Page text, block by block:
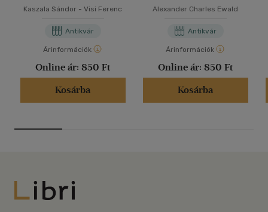
Kaszala Sándor - Visi Ferenc
Antikvár
Árinformációk
Online ár: 850 Ft
Kosárba
Alexander Charles Ewald
Antikvár
Árinformációk
Online ár: 850 Ft
Kosárba
Libri